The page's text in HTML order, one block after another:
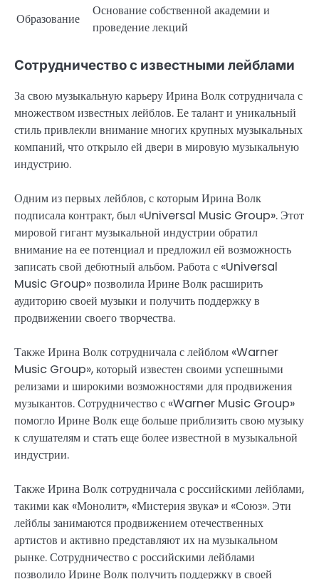
Образование
Основание собственной академии и
проведение лекций
Сотрудничество с известными лейблами
За свою музыкальную карьеру Ирина Волк сотрудничала с
множеством известных лейблов. Ее талант и уникальный
стиль привлекли внимание многих крупных музыкальных
компаний, что открыло ей двери в мировую музыкальную
индустрию.
Одним из первых лейблов, с которым Ирина Волк
подписала контракт, был «Universal Music Group». Этот
мировой гигант музыкальной индустрии обратил
внимание на ее потенциал и предложил ей возможность
записать свой дебютный альбом. Работа с «Universal
Music Group» позволила Ирине Волк расширить
аудиторию своей музыки и получить поддержку в
продвижении своего творчества.
Также Ирина Волк сотрудничала с лейблом «Warner
Music Group», который известен своими успешными
релизами и широкими возможностями для продвижения
музыкантов. Сотрудничество с «Warner Music Group»
помогло Ирине Волк еще больше приблизить свою музыку
к слушателям и стать еще более известной в музыкальной
индустрии.
Также Ирина Волк сотрудничала с российскими лейблами,
такими как «Монолит», «Мистерия звука» и «Союз». Эти
лейблы занимаются продвижением отечественных
артистов и активно представляют их на музыкальном
рынке. Сотрудничество с российскими лейблами
позволило Ирине Волк получить поддержку в своей